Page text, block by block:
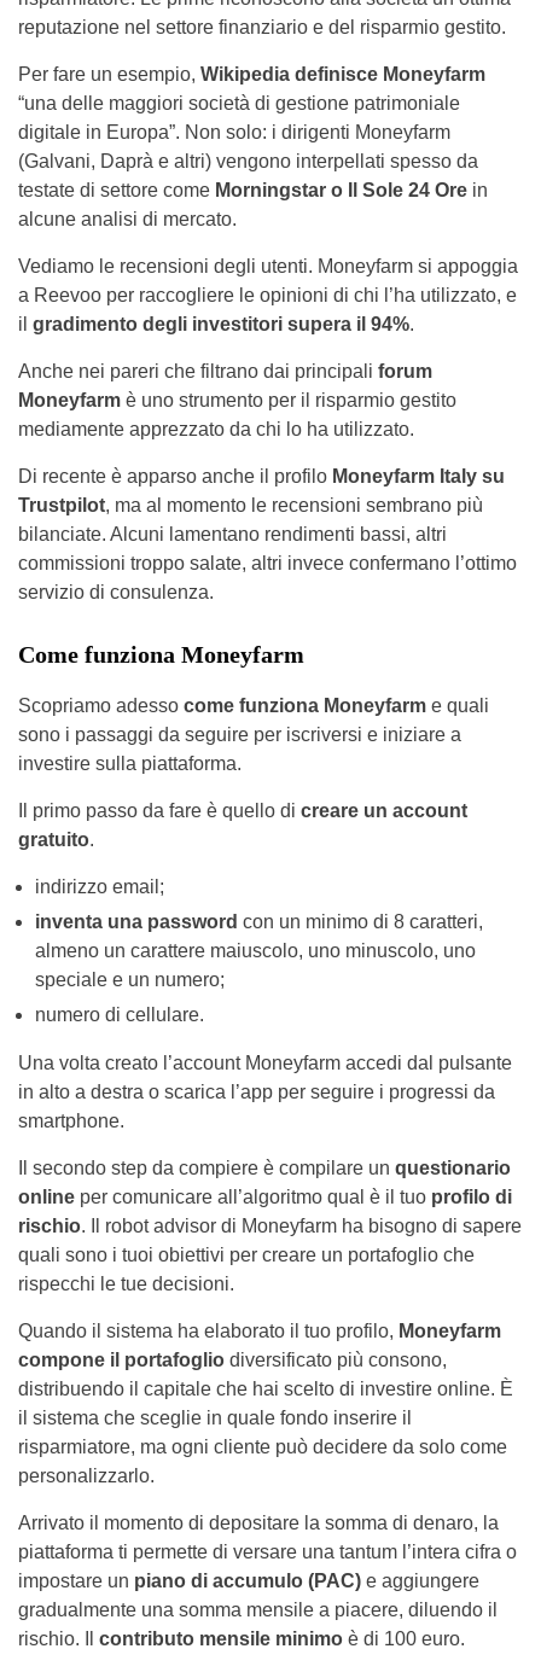
reputazione nel settore finanziario e del risparmio gestito.
Per fare un esempio, Wikipedia definisce Moneyfarm
“una delle maggiori società di gestione patrimoniale
digitale in Europa”. Non solo: i dirigenti Moneyfarm
(Galvani, Daprà e altri) vengono interpellati spesso da
testate di settore come Morningstar o Il Sole 24 Ore in
alcune analisi di mercato.
Vediamo le recensioni degli utenti. Moneyfarm si appoggia
a Reevoo per raccogliere le opinioni di chi l’ha utilizzato, e
il gradimento degli investitori supera il 94%.
Anche nei pareri che filtrano dai principali forum
Moneyfarm è uno strumento per il risparmio gestito
mediamente apprezzato da chi lo ha utilizzato.
Di recente è apparso anche il profilo Moneyfarm Italy su
Trustpilot, ma al momento le recensioni sembrano più
bilanciate. Alcuni lamentano rendimenti bassi, altri
commissioni troppo salate, altri invece confermano l’ottimo
servizio di consulenza.
Come funziona Moneyfarm
Scopriamo adesso come funziona Moneyfarm e quali
sono i passaggi da seguire per iscriversi e iniziare a
investire sulla piattaforma.
Il primo passo da fare è quello di creare un account
gratuito.
indirizzo email;
inventa una password con un minimo di 8 caratteri,
almeno un carattere maiuscolo, uno minuscolo, uno
speciale e un numero;
numero di cellulare.
Una volta creato l’account Moneyfarm accedi dal pulsante
in alto a destra o scarica l’app per seguire i progressi da
smartphone.
Il secondo step da compiere è compilare un questionario
online per comunicare all’algoritmo qual è il tuo profilo di
rischio. Il robot advisor di Moneyfarm ha bisogno di sapere
quali sono i tuoi obiettivi per creare un portafoglio che
rispecchi le tue decisioni.
Quando il sistema ha elaborato il tuo profilo, Moneyfarm
compone il portafoglio diversificato più consono,
distribuendo il capitale che hai scelto di investire online. È
il sistema che sceglie in quale fondo inserire il
risparmiatore, ma ogni cliente può decidere da solo come
personalizzarlo.
Arrivato il momento di depositare la somma di denaro, la
piattaforma ti permette di versare una tantum l’intera cifra o
impostare un piano di accumulo (PAC) e aggiungere
gradualmente una somma mensile a piacere, diluendo il
rischio. Il contributo mensile minimo è di 100 euro.